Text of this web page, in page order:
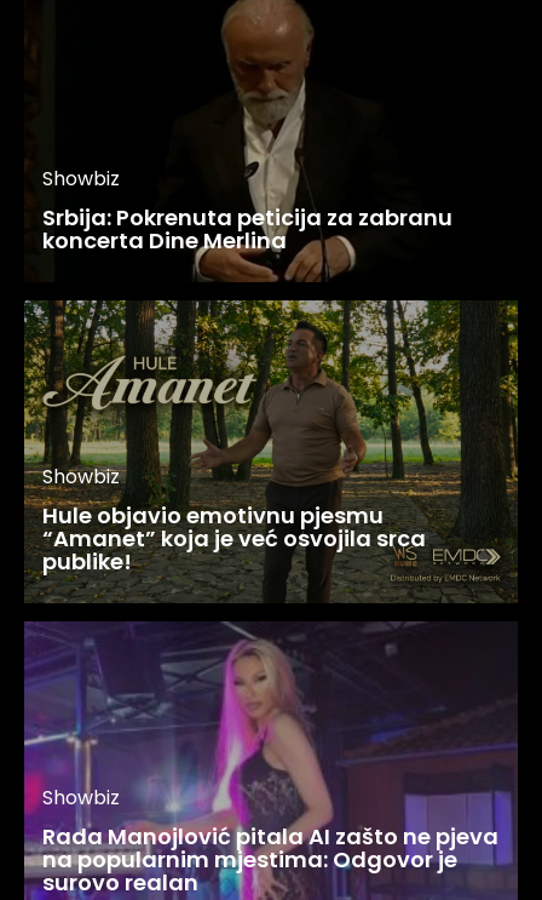
Showbiz
Srbija: Pokrenuta peticija za zabranu
koncerta Dine Merlina
Showbiz
Hule objavio emotivnu pjesmu
“Amanet” koja je već osvojila srca
publike!
Showbiz
Rada Manojlović pitala AI zašto ne pjeva
na popularnim mjestima: Odgovor je
surovo realan